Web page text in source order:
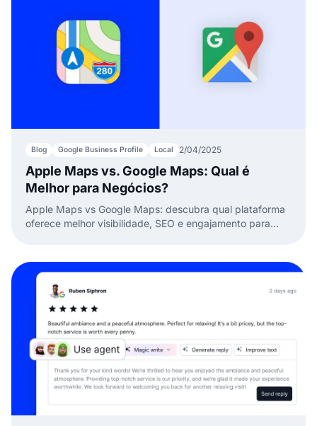
Blog Google Business Profile Local 2/04/2025
Apple Maps vs. Google Maps: Qual é
Melhor para Negócios?
Apple Maps vs Google Maps: descubra qual plataforma
oferece melhor visibilidade, SEO e engajamento para